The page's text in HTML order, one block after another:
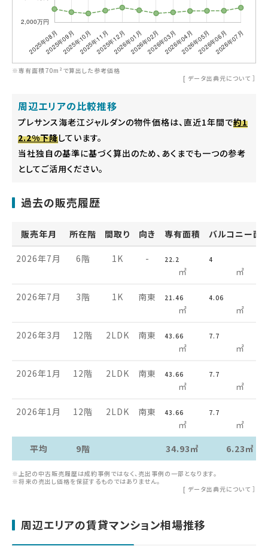
※専有面積70m²で算出した参考価格
[ データ出典元について ］
周辺エリアの比較推移
プレサンス海老江ジャルダンの物件価格は、直近1年間で約1
2.2%下降しています。
当社独自の基準に基づく算出のため、あくまでも一つの参考
としてご活用ください。
過去の販売履歴
販売年月 所在階 間取り 向き 専有面積 バルコニー面
2026年7月 6階 1K - 22.2
㎡
4
㎡
2026年7月 3階 1K 南東 21.46
㎡
4.06
㎡
2026年3月 12階 2LDK 南東 43.66
㎡
7.7
㎡
2026年1月 12階 2LDK 南東 43.66
㎡
7.7
㎡
2026年1月 12階 2LDK 南東 43.66
㎡
7.7
㎡
平均
9階 34.93㎡ 6.23㎡
※上記の中古販売履歴は成約事例ではなく、売出事例の一部となります。
※将来の売出し価格を保証するものではありません。
[ データ出典元について ］
周辺エリアの賃貸マンション相場推移